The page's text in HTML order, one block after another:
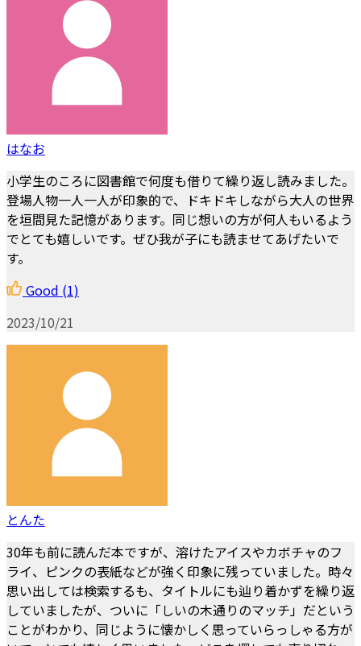
はなお
小学生のころに図書館で何度も借りて繰り返し読みました。
登場人物一人一人が印象的で、ドキドキしながら大人の世界
を垣間見た記憶があります。同じ想いの方が何人もいるよう
でとても嬉しいです。ぜひ我が子にも読ませてあげたいで
す。
Good (1)
2023/10/21
とんた
30年も前に読んだ本ですが、溶けたアイスやカボチャのフ
ライ、ピンクの表紙などが強く印象に残っていました。時々
思い出しては検索するも、タイトルにも辿り着かずを繰り返
していましたが、ついに「しいの木通りのマッチ」だという
ことがわかり、同じように懐かしく思っていらっしゃる方が